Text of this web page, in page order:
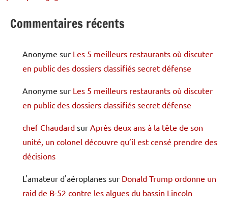
Commentaires récents
Anonyme sur Les 5 meilleurs restaurants où discuter
en public des dossiers classifiés secret défense
Anonyme sur Les 5 meilleurs restaurants où discuter
en public des dossiers classifiés secret défense
chef Chaudard sur Après deux ans à la tête de son
unité, un colonel découvre qu’il est censé prendre des
décisions
L'amateur d'aéroplanes sur Donald Trump ordonne un
raid de B-52 contre les algues du bassin Lincoln